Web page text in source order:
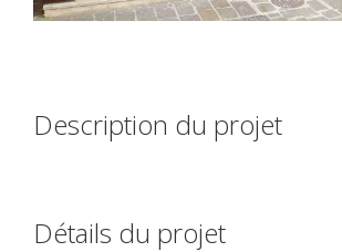
Description du projet
Détails du projet